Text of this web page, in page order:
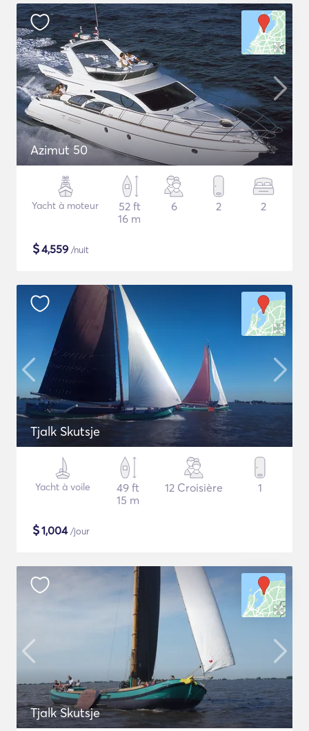
Azimut 50
Yacht à moteur
52 ft
16 m
6 2 2
$4,559 /nuit
Tjalk Skutsje
Yacht à voile
49 ft
15 m
12 Croisière 1
$1,004/jour
Tjalk Skutsje